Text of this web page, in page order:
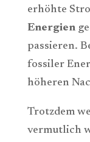
erhöhte
Energien
passieren.
fossiler
höheren
Trotzdem
vermutlich